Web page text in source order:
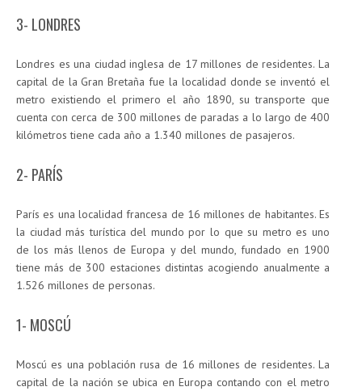
3- LONDRES
Londres es una ciudad inglesa de 17 millones de residentes. La
capital de la Gran Bretaña fue la localidad donde se inventó el
metro existiendo el primero el año 1890, su transporte que
cuenta con cerca de 300 millones de paradas a lo largo de 400
kilómetros tiene cada año a 1.340 millones de pasajeros.
2- PARÍS
París es una localidad francesa de 16 millones de habitantes. Es
la ciudad más turística del mundo por lo que su metro es uno
de los más llenos de Europa y del mundo, fundado en 1900
tiene más de 300 estaciones distintas acogiendo anualmente a
1.526 millones de personas.
1- MOSCÚ
Moscú es una población rusa de 16 millones de residentes. La
capital de la nación se ubica en Europa contando con el metro